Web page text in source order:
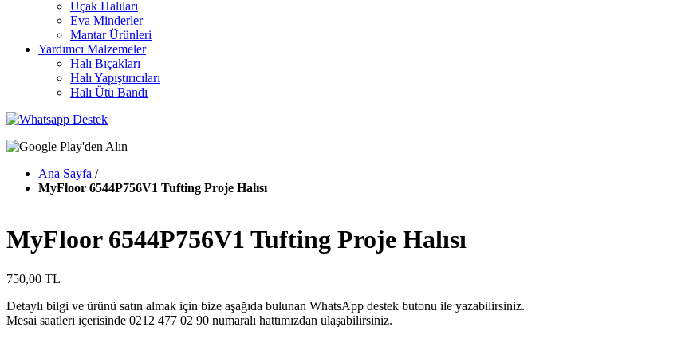
Uçak Halıları
Eva Minderler
Mantar Ürünleri
Yardımcı Malzemeler
Halı Bıçakları
Halı Yapıştırıcıları
Halı Ütü Bandı
Ana Sayfa /
MyFloor 6544P756V1 Tufting Proje Halısı
MyFloor 6544P756V1 Tufting Proje Halısı
750,00 TL
Detaylı bilgi ve ürünü satın almak için bize aşağıda bulunan WhatsApp destek butonu ile yazabilirsiniz.
Mesai saatleri içerisinde 0212 477 02 90 numaralı hattımızdan ulaşabilirsiniz.